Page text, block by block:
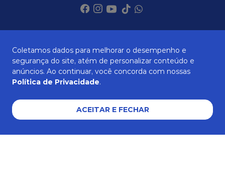
ATENDIMENTO
AJUDA E SUPORTE
Coletamos dados para melhorar o desempenho e
segurança do site, atém de personalizar conteúdo e
anúncios. Ao continuar, você concorda com nossas
Política de Privacidade.
ACEITAR E FECHAR